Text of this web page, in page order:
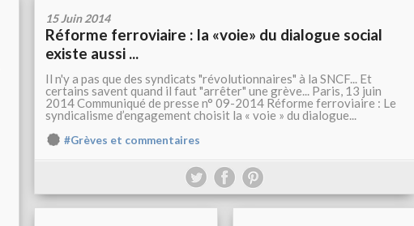
15 Juin 2014
Réforme ferroviaire : la «voie» du dialogue social
existe aussi ...
Il n'y a pas que des syndicats "révolutionnaires" à la SNCF... Et
certains savent quand il faut "arrêter" une grève... Paris, 13 juin
2014 Communiqué de presse n° 09-2014 Réforme ferroviaire : Le
syndicalisme d’engagement choisit la « voie » du dialogue...
#Grèves et commentaires